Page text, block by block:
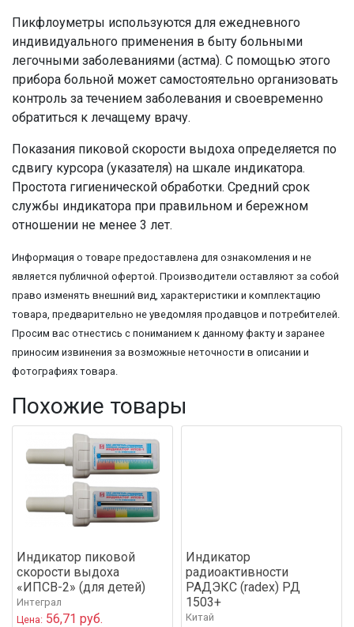
Пикфлоуметры используются для ежедневного
индивидуального применения в быту больными
легочными заболеваниями (астма). С помощью этого
прибора больной может самостоятельно организовать
контроль за течением заболевания и своевременно
обратиться к лечащему врачу.
Показания пиковой скорости выдоха определяется по
сдвигу курсора (указателя) на шкале индикатора.
Простота гигиенической обработки. Средний срок
службы индикатора при правильном и бережном
отношении не менее 3 лет.
Информация о товаре предоставлена для ознакомления и не
является публичной офертой. Производители оставляют за собой
право изменять внешний вид, характеристики и комплектацию
товара, предварительно не уведомляя продавцов и потребителей.
Просим вас отнестись с пониманием к данному факту и заранее
приносим извинения за возможные неточности в описании и
фотографиях товара.
Похожие товары
Индикатор пиковой
скорости выдоха
«ИПСВ-2» (для детей)
Интеграл
Цена: 56,71 руб.
Индикатор
радиоактивности
РАДЭКС (radex) РД
1503+
Китай